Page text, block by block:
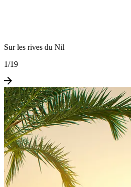
Sur les rives du Nil
1/19